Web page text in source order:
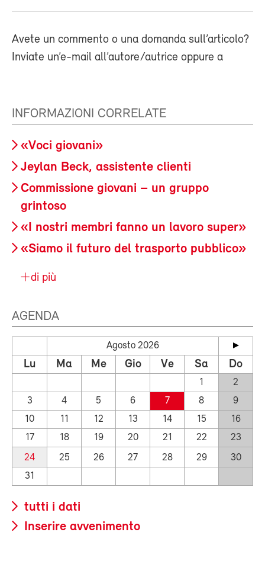
Avete un commento o una domanda sull’articolo?
Inviate un’e-mail all’autore/autrice oppure a
INFORMAZIONI CORRELATE
«Voci giovani»
Jeylan Beck, assistente clienti
Commissione giovani – un gruppo
grintoso
«I nostri membri fanno un lavoro super»
«Siamo il futuro del trasporto pubblico»
di più
AGENDA
Agosto 2026
Lu Ma Me Gio Ve Sa Do
1
2
3
4 5 6 7 8
9
10
11 12 13 14 15
16
17
18 19 20 21 22
23
24
25 26 27 28 29
30
31
tutti i dati
Inserire avvenimento